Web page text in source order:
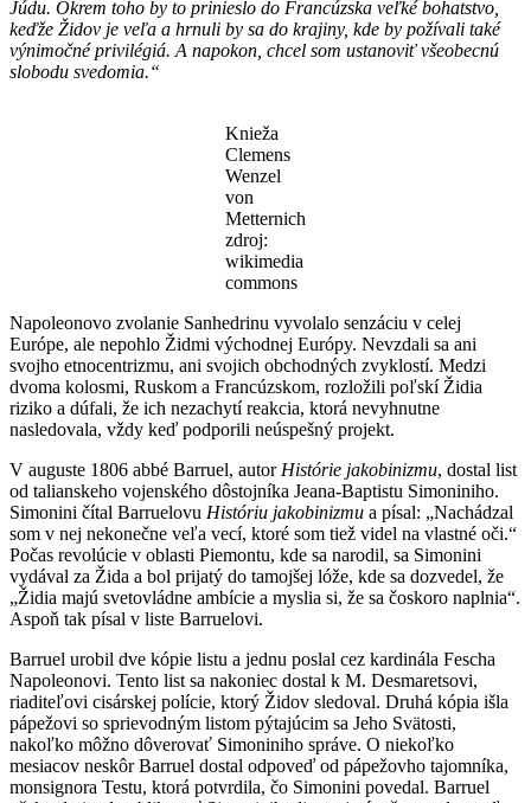
Júdu. Okrem toho by to prinieslo do Francúzska veľké bohatstvo,
keďže Židov je veľa a hrnuli by sa do krajiny, kde by požívali také
výnimočné privilégiá. A napokon, chcel som ustanoviť všeobecnú
slobodu svedomia.“
Knieža
Clemens
Wenzel
von
Metternich
zdroj:
wikimedia
commons
Napoleonovo zvolanie Sanhedrinu vyvolalo senzáciu v celej
Európe, ale nepohlo Židmi východnej Európy. Nevzdali sa ani
svojho etnocentrizmu, ani svojich obchodných zvyklostí. Medzi
dvoma kolosmi, Ruskom a Francúzskom, rozložili poľskí Židia
riziko a dúfali, že ich nezachytí reakcia, ktorá nevyhnutne
nasledovala, vždy keď podporili neúspešný projekt.
V auguste 1806 abbé Barruel, autor Histórie jakobinizmu, dostal list
od talianskeho vojenského dôstojníka Jeana-Baptistu Simoniniho.
Simonini čítal Barruelovu Históriu jakobinizmu a písal: „Nachádzal
som v nej nekonečne veľa vecí, ktoré som tiež videl na vlastné oči.“
Počas revolúcie v oblasti Piemontu, kde sa narodil, sa Simonini
vydával za Žida a bol prijatý do tamojšej lóže, kde sa dozvedel, že
„Židia majú svetovládne ambície a myslia si, že sa čoskoro naplnia“.
Aspoň tak písal v liste Barruelovi.
Barruel urobil dve kópie listu a jednu poslal cez kardinála Fescha
Napoleonovi. Tento list sa nakoniec dostal k M. Desmaretsovi,
riaditeľovi cisárskej polície, ktorý Židov sledoval. Druhá kópia išla
pápežovi so sprievodným listom pýtajúcim sa Jeho Svätosti,
nakoľko môžno dôverovať Simoniniho správe. O niekoľko
mesiacov neskôr Barruel dostal odpoveď od pápežovho tajomníka,
monsignora Testu, ktorá potvrdila, čo Simonini povedal. Barruel